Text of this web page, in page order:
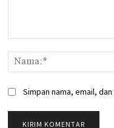
Simpan nama, email,